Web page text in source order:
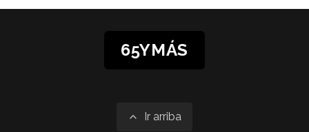
65YMÁS
Ir arriba